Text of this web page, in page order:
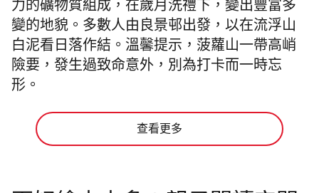
力的礦物質組成，在歲月洗禮下，變出豐富多
變的地貌。多數人由良景邨出發，以在流浮山
白泥看日落作結。溫馨提示，菠蘿山一帶高峭
險要，發生過致命意外，別為打卡而一時忘
形。
查看更多